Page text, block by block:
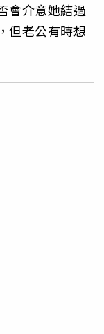
會介意她結過
但老公有時想